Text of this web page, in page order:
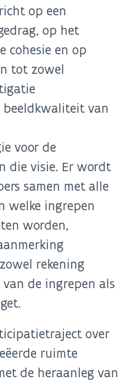
op een
op het
cohesie en op
tot zowel
beeldkwaliteit van
voor de
die visie. Er wordt
samen met alle
welke ingrepen
worden,
rekening
de ingrepen als
over
ruimte
de heraanleg van